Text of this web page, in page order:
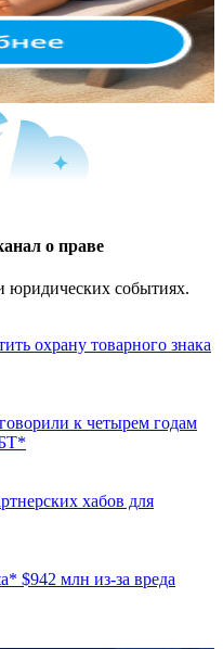
о праве
юридических событиях.
охрану товарного знака
к четырем годам
хабов для
$942 млн из-за вреда